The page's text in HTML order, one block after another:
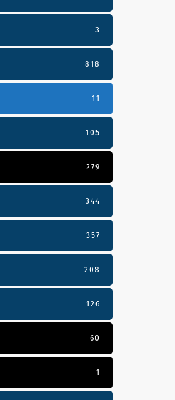
3
818
11
105
279
344
357
208
126
60
1